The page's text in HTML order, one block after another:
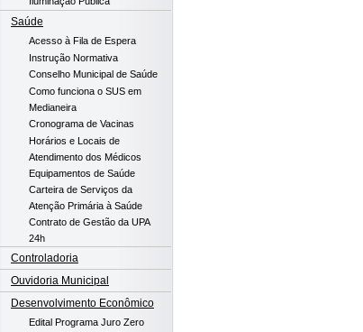
Saúde
Acesso à Fila de Espera
Instrução Normativa
Conselho Municipal de Saúde
Como funciona o SUS em
Medianeira
Cronograma de Vacinas
Horários e Locais de
Atendimento dos Médicos
Equipamentos de Saúde
Carteira de Serviços da
Atenção Primária à Saúde
Contrato de Gestão da UPA
24h
Controladoria
Ouvidoria Municipal
Desenvolvimento Econômico
Edital Programa Juro Zero